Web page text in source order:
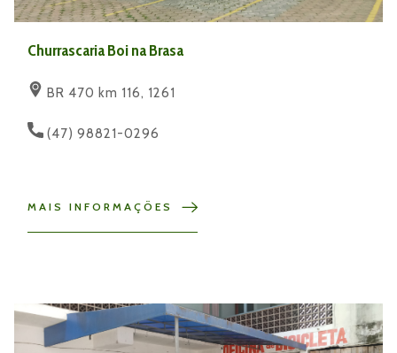
Churrascaria Boi na Brasa
BR 470 km 116, 1261
(47) 98821-0296
MAIS INFORMAÇÕES